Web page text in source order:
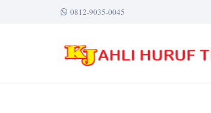
0812-9035-0045